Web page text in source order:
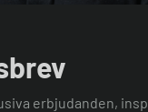
erbjudanden,